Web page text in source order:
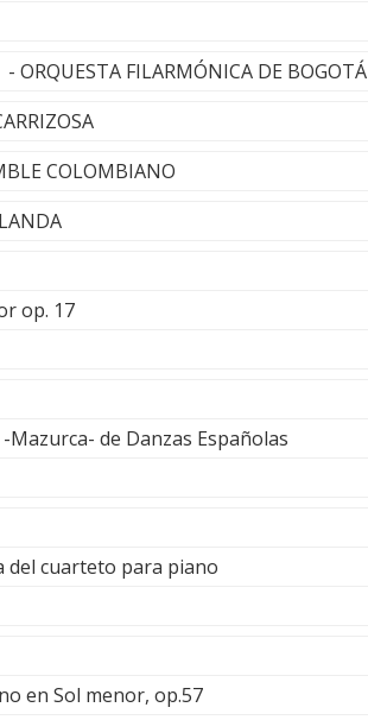
FILARMÓNICA DE BOGOTÁ
COLOMBIANO
op. 17
Mazurca- de Danzas Españolas
del cuarteto para piano
en Sol menor, op.57